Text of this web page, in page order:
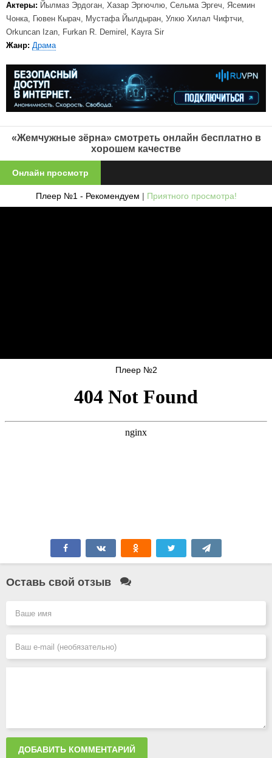
Актеры: Йылмаз Эрдоган, Хазар Эргючлю, Сельма Эргеч, Ясемин
Чонка, Гювен Кырач, Мустафа Йылдыран, Улкю Хилал Чифтчи,
Orkuncan Izan, Furkan R. Demirel, Kayra Sir
Жанр: Драма
«Жемчужные зёрна» смотреть онлайн бесплатно в
хорошем качестве
Онлайн просмотр
Плеер №1 - Рекомендуем | Приятного просмотра!
Плеер №2
Оставь свой отзыв
ДОБАВИТЬ КОММЕНТАРИЙ